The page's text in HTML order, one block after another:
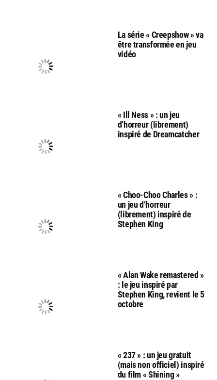
La série « Creepshow » va
être transformée en jeu
vidéo
« Ill Ness » : un jeu
d’horreur (librement)
inspiré de Dreamcatcher
« Choo-Choo Charles » :
un jeu d’horreur
(librement) inspiré de
Stephen King
« Alan Wake remastered »
: le jeu inspiré par
Stephen King, revient le 5
octobre
« 237 » : un jeu gratuit
(mais non officiel) inspiré
du film « Shining »